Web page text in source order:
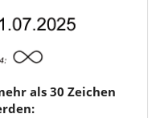
als 30 Zeichen